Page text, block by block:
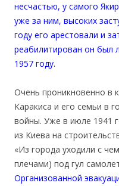
несчастью, у самого
уже за ним, высоких
году его арестовали и
реабилитирован он был
1957 году.
Очень проникновенно в
Каракиса и его семьи в
войны. Уже в июле 1941
из Киева на
«Из города уходили с
плечами) под гул
Организованной